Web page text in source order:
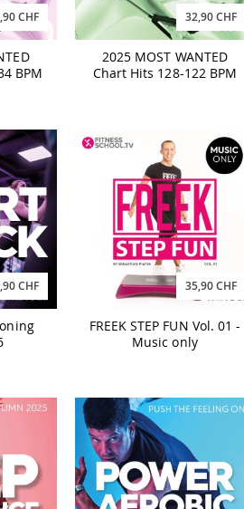
CHF
BPM
32,90 CHF
2025 MOST WANTED
Chart Hits 128-122 BPM
CHF 35,90 CHF
FREEK STEP FUN Vol. 01 -
Music only